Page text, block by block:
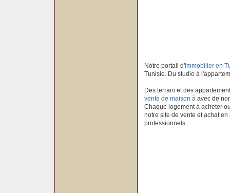
Notre portail d'immobilier en
Tunisie. Du studio à
Des terrain et des
vente de maison à avec de
Chaque logement à acheter
notre site de vente et achat
professionnels.